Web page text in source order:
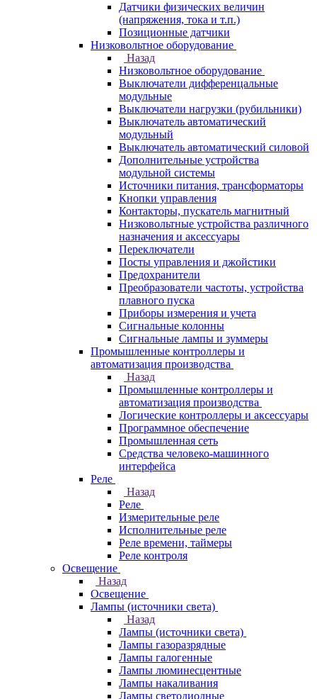
Датчики физических величин
(напряжения, тока и т.п.)
Позиционные датчики
Низковольтное оборудование
Назад
Низковольтное оборудование
Выключатели дифференцальные
модульные
Выключатели нагрузки (рубильники)
Выключатель автоматический
модульный
Выключатель автоматический силовой
Дополнительные устройства
модульной системы
Источники питания, трансформаторы
Кнопки управления
Контакторы, пускатель магнитный
Низковольтные устройства различного
назначения и аксессуары
Переключатели
Посты управления и джойстики
Предохранители
Преобразователи частоты, устройства
плавного пуска
Приборы измерения и учета
Сигнальные колонны
Сигнальные лампы и зуммеры
Промышленные контроллеры и
автоматизация производства
Назад
Промышленные контроллеры и
автоматизация производства
Логические контроллеры и аксессуары
Программное обеспечение
Промышленная сеть
Средства человеко-машинного
интерфейса
Реле
Назад
Реле
Измерительные реле
Исполнительные реле
Реле времени, таймеры
Реле контроля
Освещение
Назад
Освещение
Лампы (источники света)
Назад
Лампы (источники света)
Лампы газоразрядные
Лампы галогенные
Лампы люминесцентные
Лампы накаливания
Лампы светодиодные